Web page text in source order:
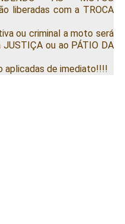
liberadas com a TROCA
ou criminal a moto será
JUSTIÇA ou ao PÁTIO DA
aplicadas de imediato!!!!